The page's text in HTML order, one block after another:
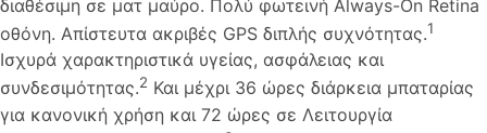
διαθέσιμη σε ματ μαύρο. Πολύ φωτεινή Always-On Retina
οθόνη. Απίστευτα ακριβές GPS διπλής συχνότητας.1
Ισχυρά χαρακτηριστικά υγείας, ασφάλειας και
συνδεσιμότητας.2 Και μέχρι 36 ώρες διάρκεια μπαταρίας
για κανονική χρήση και 72 ώρες σε Λειτουργία